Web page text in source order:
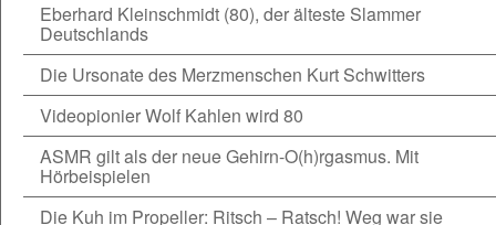
Eberhard Kleinschmidt (80), der älteste Slammer
Deutschlands
Die Ursonate des Merzmenschen Kurt Schwitters
Videopionier Wolf Kahlen wird 80
ASMR gilt als der neue Gehirn-O(h)rgasmus. Mit
Hörbeispielen
Die Kuh im Propeller: Ritsch – Ratsch! Weg war sie